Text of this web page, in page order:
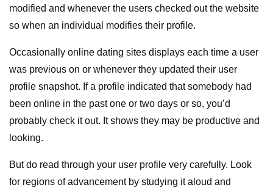
modified and whenever the users checked out the website
so when an individual modifies their profile.
Occasionally online dating sites displays each time a user
was previous on or whenever they updated their user
profile snapshot. If a profile indicated that somebody had
been online in the past one or two days or so, you’d
probably check it out. It shows they may be productive and
looking.
But do read through your user profile very carefully. Look
for regions of advancement by studying it aloud and